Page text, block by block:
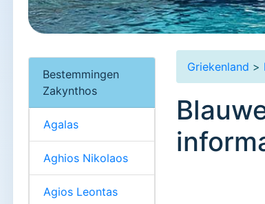
Griekenland >
Bestemmingen
Zakynthos
Agalas
Aghios Nikolaos
Agios Leontas